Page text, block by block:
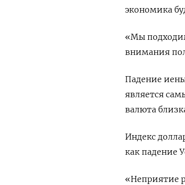
экономика
«Мы
внимания
Падение
является
валюта
Индекс
как падение
«Неприятие